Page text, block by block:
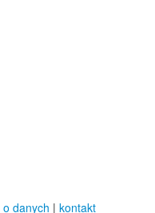
o danych | kontakt